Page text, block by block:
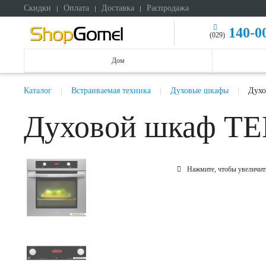
Скидки Оплата Доставка Распродажа
(029) 140-
Дом
Каталог Встраиваемая техника Духовые шкафы
Духовой шкаф
Нажмите, чтобы